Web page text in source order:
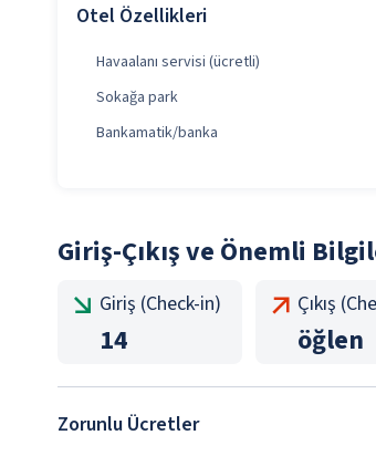
Otel Özellikleri
Havaalanı servisi (ücretli)
Sokağa park
Bankamatik/banka
Giriş-Çıkış ve Önemli
Giriş (Check-in)
14
Çıkış
öğlen
Zorunlu Ücretler